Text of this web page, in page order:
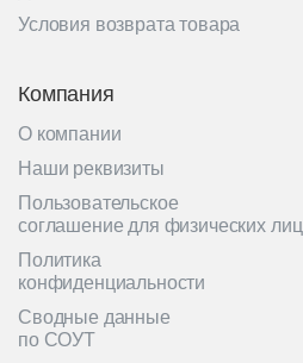
Условия возврата товара
Компания
О компании
Наши реквизиты
Пользовательское
соглашение для физических лиц
Политика
конфиденциальности
Сводные данные
по СОУТ